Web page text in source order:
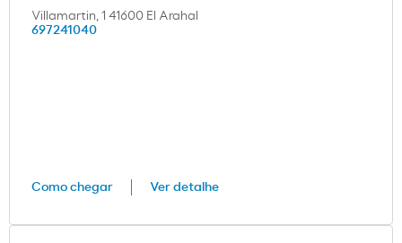
Villamartin, 1 41600 El Arahal
697241040
Como chegar Ver detalhe